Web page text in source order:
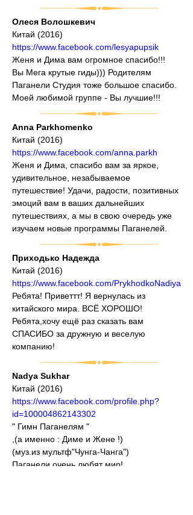
Олеся Волошкевич
Китай (2016)
https://www.facebook.com/lesyapupsik
Женя и Дима вам огромное спасибо!!!
Вы Мега крутые гиды))) Родителям
Паганели Студия тоже большое спасибо.
Моей любимой группе - Вы лучшие!!!
Anna Parkhomenko
Китай (2016)
https://www.facebook.com/anna.parkh
Женя и Дима, спасибо вам за яркое,
удивительное, незабываемое
путешествие! Удачи, радости, позитивных
эмоций вам в ваших дальнейших
путешествиях, а мы в свою очередь уже
изучаем новые программы Паганелей.
Приходько Надежда
Китай (2016)
https://www.facebook.com/PrykhodkoNadiya
Ребята! Приветтт! Я вернулась из
китайского мира. ВСЁ ХОРОШО!
Ребята,хочу ещё раз сказать вам
СПАСИБО за дружную и веселую
компанию!
Nadya Sukhar
Китай (2016)
https://www.facebook.com/profile.php?
id=100004862143302
" Гимн Паганелям "
,(а именно : Диме и Жене !)
(муз.из мультф"Чунга-Чанга")
Паганели очень любят мир!